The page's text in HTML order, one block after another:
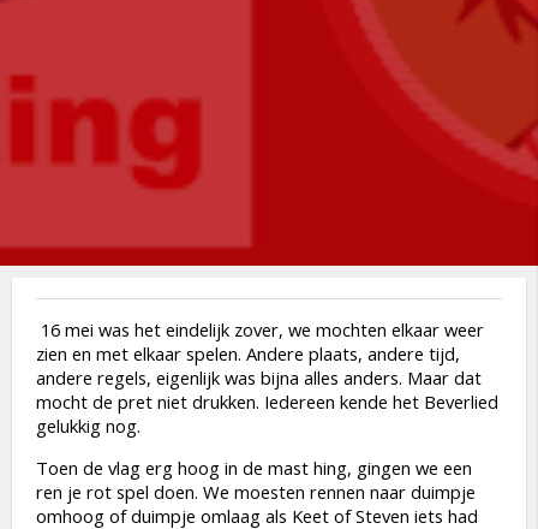
16 mei was het eindelijk zover, we mochten elkaar weer
zien en met elkaar spelen. Andere plaats, andere tijd,
andere regels, eigenlijk was bijna alles anders. Maar dat
mocht de pret niet drukken. Iedereen kende het Beverlied
gelukkig nog.
Toen de vlag erg hoog in de mast hing, gingen we een
ren je rot spel doen. We moesten rennen naar duimpje
omhoog of duimpje omlaag als Keet of Steven iets had